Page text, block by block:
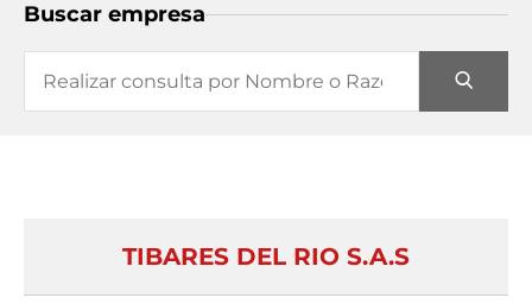
Buscar empresa
TIBARES DEL RIO S.A.S